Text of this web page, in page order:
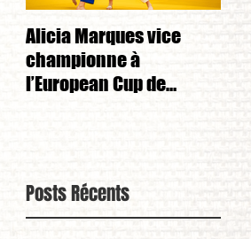
Alicia Marques vice
championne à
l’European Cup de
Posts Récents